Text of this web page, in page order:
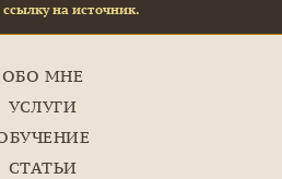
на источник.
ОБО МНЕ
УСЛУГИ
СТАТЬИ